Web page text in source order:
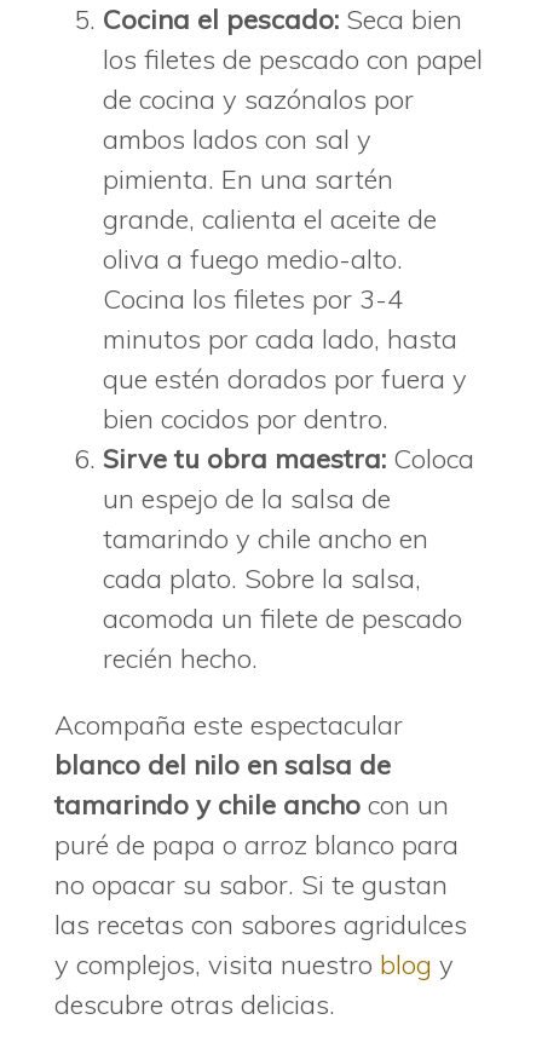
Cocina el pescado: Seca bien
los filetes de pescado con papel
de cocina y sazónalos por
ambos lados con sal y
pimienta. En una sartén
grande, calienta el aceite de
oliva a fuego medio-alto.
Cocina los filetes por 3-4
minutos por cada lado, hasta
que estén dorados por fuera y
bien cocidos por dentro.
Sirve tu obra maestra: Coloca
un espejo de la salsa de
tamarindo y chile ancho en
cada plato. Sobre la salsa,
acomoda un filete de pescado
recién hecho.
Acompaña este espectacular
blanco del nilo en salsa de
tamarindo y chile ancho con un
puré de papa o arroz blanco para
no opacar su sabor. Si te gustan
las recetas con sabores agridulces
y complejos, visita nuestro blog y
descubre otras delicias.